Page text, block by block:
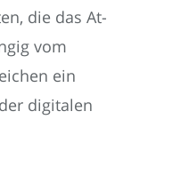
die das At-
vom
ein
digitalen